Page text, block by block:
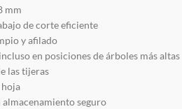
mm
de corte eficiente
y afilado
en posiciones de árboles más altas
las tijeras
seguro